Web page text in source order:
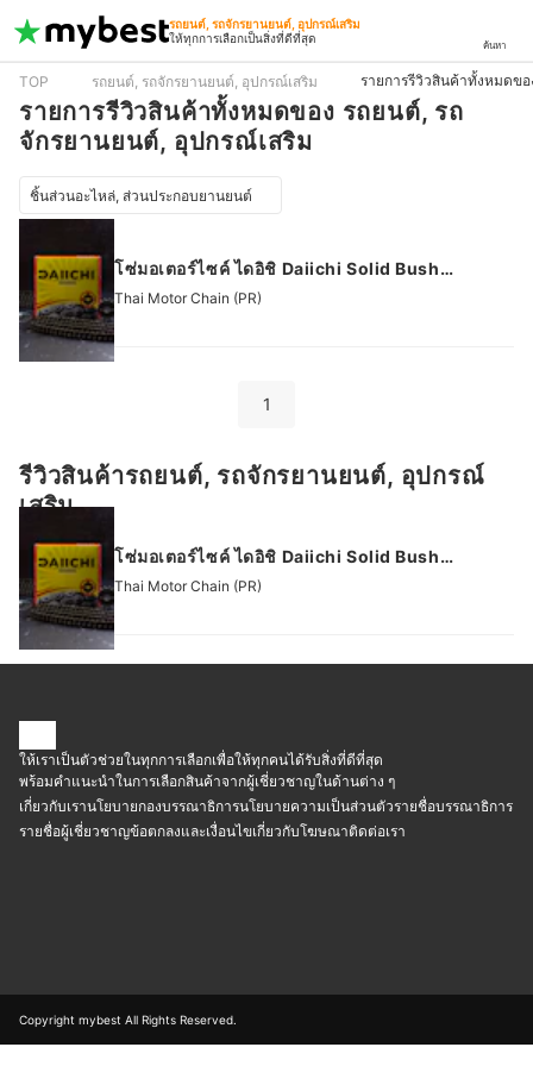
รถยนต์, รถจักรยานยนต์, อุปกรณ์เสริม
ให้ทุกการเลือกเป็นสิ่งที่ดีที่สุด
ค้นหา
TOP รถยนต์, รถจักรยานยนต์, อุปกรณ์เสริม รายการรีวิวสินค้าทั้งหมดข
รายการรีวิวสินค้าทั้งหมดของ รถยนต์, รถ
จักรยานยนต์, อุปกรณ์เสริม
ชิ้นส่วนอะไหล่, ส่วนประกอบยานยนต์
โซ่มอเตอร์ไซค์ ไดอิชิ Daiichi Solid Bush
Motorcycle Chain
Thai Motor Chain (PR)
1
รีวิวสินค้ารถยนต์, รถจักรยานยนต์, อุปกรณ์
เสริม
โซ่มอเตอร์ไซค์ ไดอิชิ Daiichi Solid Bush
Motorcycle Chain
Thai Motor Chain (PR)
ให้เราเป็นตัวช่วยในทุกการเลือกเพื่อให้ทุกคนได้รับสิ่งที่ดีที่สุด
พร้อมคำแนะนำในการเลือกสินค้าจากผู้เชี่ยวชาญในด้านต่าง ๆ
เกี่ยวกับเรานโยบายกองบรรณาธิการนโยบายความเป็นส่วนตัวรายชื่อบรรณาธิการ
รายชื่อผู้เชี่ยวชาญข้อตกลงและเงื่อนไขเกี่ยวกับโฆษณาติดต่อเรา
Copyright mybest All Rights Reserved.